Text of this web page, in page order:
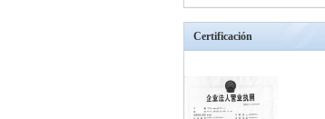
Certificación